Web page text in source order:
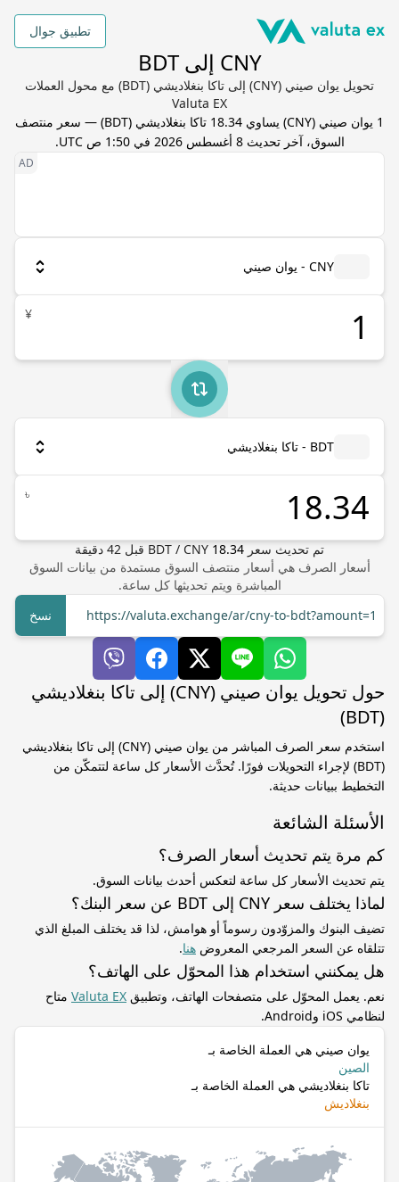
تطبيق جوال
CNY إلى BDT
تحويل يوان صيني (CNY) إلى تاكا بنغلاديشي (BDT) مع محول العملات
Valuta EX
1 يوان صيني (
CNY) يساوي 18.34 تاكا بنغلاديشي (
BDT) — سعر منتصف
السوق، آخر تحديث8 أغسطس 2026 في 1:50 ص UTC .
CNY - يوان صيني
¥
BDT - تاكا بنغلاديشي
৳
تم تحديث سعر BDT / CNY 18.34 قبل 42 دقيقة
أسعار الصرف هي أسعار منتصف السوق مستمدة من بيانات السوق
المباشرة ويتم تحديثها كل ساعة.
https://valuta.exchange/ar/cny-to-bdt?amount=1
نسخ
حول تحويل يوان صيني (CNY) إلى تاكا بنغلاديشي
(BDT)
استخدم سعر الصرف المباشر من يوان صيني (CNY) إلى تاكا بنغلاديشي
(BDT) لإجراء التحويلات فورًا. تُحدَّث الأسعار كل ساعة لتتمكّن من
التخطيط ببيانات حديثة.
الأسئلة الشائعة
كم مرة يتم تحديث أسعار الصرف؟
يتم تحديث الأسعار كل ساعة لتعكس أحدث بيانات السوق.
لماذا يختلف سعر CNY إلى BDT عن سعر البنك؟
تضيف البنوك والمزوّدون رسوماً أو هوامش، لذا قد يختلف المبلغ الذي
تتلقاه عن السعر المرجعي المعروض هنا.
هل يمكنني استخدام هذا المحوّل على الهاتف؟
نعم. يعمل المحوّل على متصفحات الهاتف، وتطبيق Valuta EX متاح
لنظامي iOS وAndroid.
يوان صيني هي العملة الخاصة بـ
الصين
تاكا بنغلاديشي هي العملة الخاصة بـ
بنغلاديش